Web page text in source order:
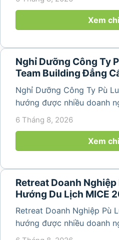
nguyên sơ, không khí...
Xem
Nghỉ Dưỡng Công Ty
Team Building Đẳng
Nghỉ Dưỡng Công Ty Pù
hướng được nhiều doanh
hợp giữa nghỉ ngơi, tái tạo
dựng tinh thần đồng đội.
lịch đơn thuần, nhiều công
6 Tháng 8, 2026
Xem
Retreat Doanh
Hướng Du Lịch MICE
Retreat Doanh Nghiệp Pù
hướng được nhiều doanh
năm 2026 khi nhu cầu kết